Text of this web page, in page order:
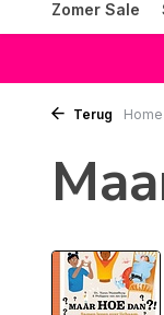
Zomer Sale
Terug Home